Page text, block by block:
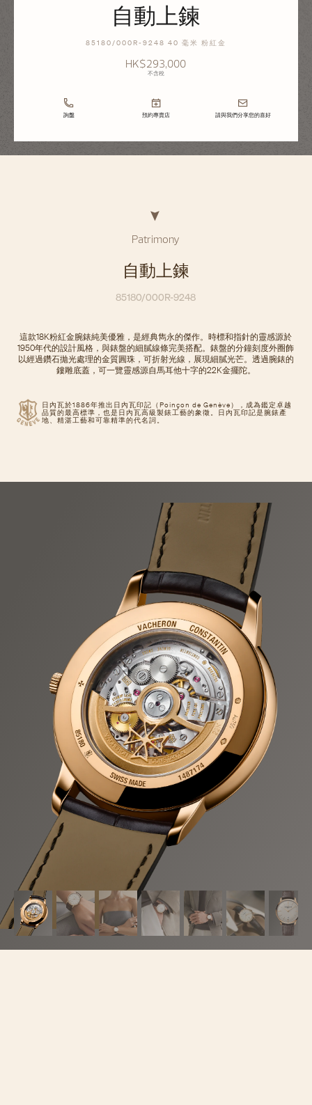
自動上鍊
85180/000R-9248 40 毫米 粉紅金
HK$293,000
不含稅
詢盤 預約專賣店 請與我們分享您的喜好
Patrimony
自動上鍊
85180/000R-9248
日內瓦於1886年推出日內瓦印記（Poinçon de Genève），成為鑑定卓越
品質的最高標準，也是日內瓦高級製錶工藝的象徵。日內瓦印記是腕錶產
地、精湛工藝和可靠精準的代名詞。
這款18K粉紅金腕錶純美優雅，是經典雋永的傑作。時標和指針的靈感源於
1950年代的設計風格，與錶盤的細膩線條完美搭配。錶盤的分鐘刻度外圈飾
以經過鑽石拋光處理的金質圓珠，可折射光線，展現細膩光芒。透過腕錶的
鏤雕底蓋，可一覽靈感源自馬耳他十字的22K金擺陀。